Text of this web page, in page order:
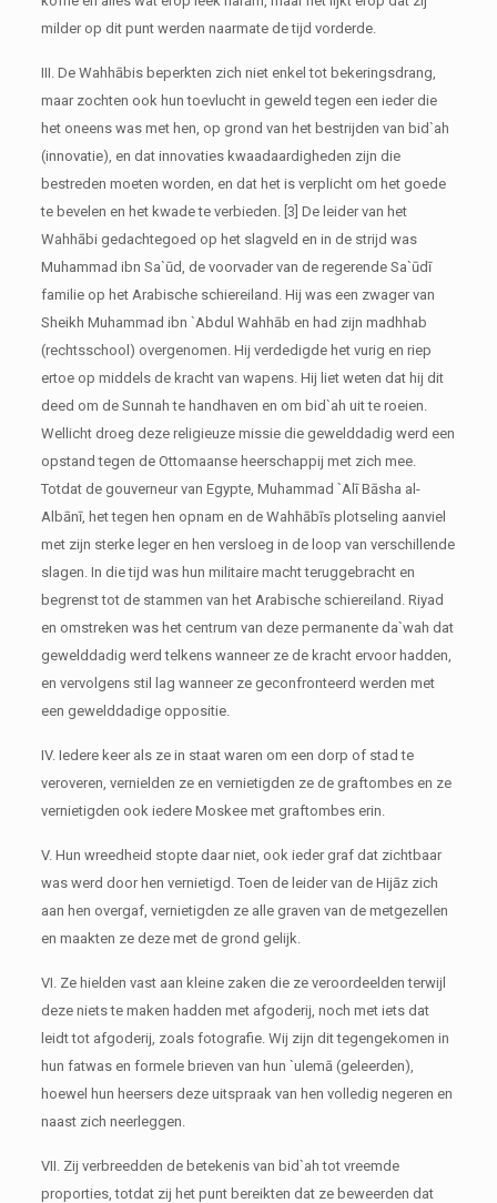
milder op dit punt werden naarmate de tijd vorderde.
III. De Wahhābis beperkten zich niet enkel tot bekeringsdrang,
maar zochten ook hun toevlucht in geweld tegen een ieder die
het oneens was met hen, op grond van het bestrijden van bid`ah
(innovatie), en dat innovaties kwaadaardigheden zijn die
bestreden moeten worden, en dat het is verplicht om het goede
te bevelen en het kwade te verbieden. [3] De leider van het
Wahhābi gedachtegoed op het slagveld en in de strijd was
Muhammad ibn Sa`ūd, de voorvader van de regerende Sa`ūdī
familie op het Arabische schiereiland. Hij was een zwager van
Sheikh Muhammad ibn `Abdul Wahhāb en had zijn madhhab
(rechtsschool) overgenomen. Hij verdedigde het vurig en riep
ertoe op middels de kracht van wapens. Hij liet weten dat hij dit
deed om de Sunnah te handhaven en om bid`ah uit te roeien.
Wellicht droeg deze religieuze missie die gewelddadig werd een
opstand tegen de Ottomaanse heerschappij met zich mee.
Totdat de gouverneur van Egypte, Muhammad `Alī Bāsha al-
Albānī, het tegen hen opnam en de Wahhābīs plotseling aanviel
met zijn sterke leger en hen versloeg in de loop van verschillende
slagen. In die tijd was hun militaire macht teruggebracht en
begrenst tot de stammen van het Arabische schiereiland. Riyad
en omstreken was het centrum van deze permanente da`wah dat
gewelddadig werd telkens wanneer ze de kracht ervoor hadden,
en vervolgens stil lag wanneer ze geconfronteerd werden met
een gewelddadige oppositie.
IV. Iedere keer als ze in staat waren om een dorp of stad te
veroveren, vernielden ze en vernietigden ze de graftombes en ze
vernietigden ook iedere Moskee met graftombes erin.
V. Hun wreedheid stopte daar niet, ook ieder graf dat zichtbaar
was werd door hen vernietigd. Toen de leider van de Hijāz zich
aan hen overgaf, vernietigden ze alle graven van de metgezellen
en maakten ze deze met de grond gelijk.
VI. Ze hielden vast aan kleine zaken die ze veroordeelden terwijl
deze niets te maken hadden met afgoderij, noch met iets dat
leidt tot afgoderij, zoals fotografie. Wij zijn dit tegengekomen in
hun fatwas en formele brieven van hun `ulemā (geleerden),
hoewel hun heersers deze uitspraak van hen volledig negeren en
naast zich neerleggen.
VII. Zij verbreedden de betekenis van bid`ah tot vreemde
proporties, totdat zij het punt bereikten dat ze beweerden dat